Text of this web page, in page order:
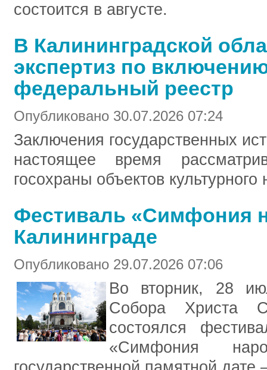
состоится в августе.
В Калининградской
экспертиз по
федеральный реестр
Опубликовано 30.07.2026 07:24
Заключения государственных
настоящее время
госохраны объектов культурного
Фестиваль «Симфония
Калининграде
Опубликовано 29.07.2026 07:06
Во вторник, 28
Собора Христа
состоялся
«Симфония